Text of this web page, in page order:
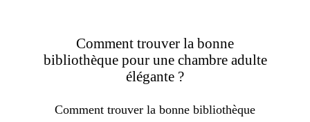
Comment trouver la bonne
bibliothèque pour une chambre adulte
élégante ?
Comment trouver la bonne bibliothèque